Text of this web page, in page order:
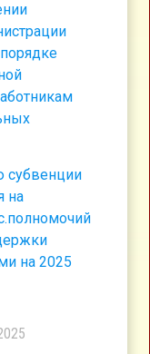
субвенции
на
на 2025